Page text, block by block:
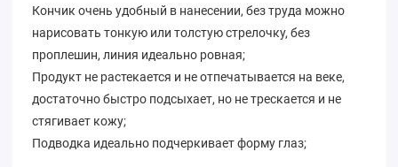
Кончик очень удобный в нанесении, без труда можно
нарисовать тонкую или толстую стрелочку, без
проплешин, линия идеально ровная;
Продукт не растекается и не отпечатывается на веке,
достаточно быстро подсыхает, но не трескается и не
стягивает кожу;
Подводка идеально подчеркивает форму глаз;